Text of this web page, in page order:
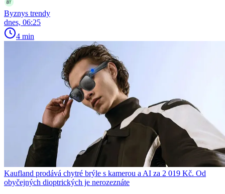
Byznys trendy
dnes, 06:25
4 min
Kaufland prodává chytré brýle s kamerou a AI za 2 019 Kč. Od
obyčejných dioptrických je nerozeznáte